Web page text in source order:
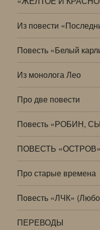
Из повести
Повесть «Белый
Из монолога Лео
Про две повести
Повесть «РОБИН,
ПОВЕСТЬ «ОСТРОВ»
Про старые времена
Повесть «ЛЧК»
ПЕРЕВОДЫ